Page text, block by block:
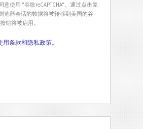
意使用 "谷歌reCAPTCHA"。通过点击复
览器会话的数据将被转移到美国的谷
钮将被启用。
用条款和隐私政策。